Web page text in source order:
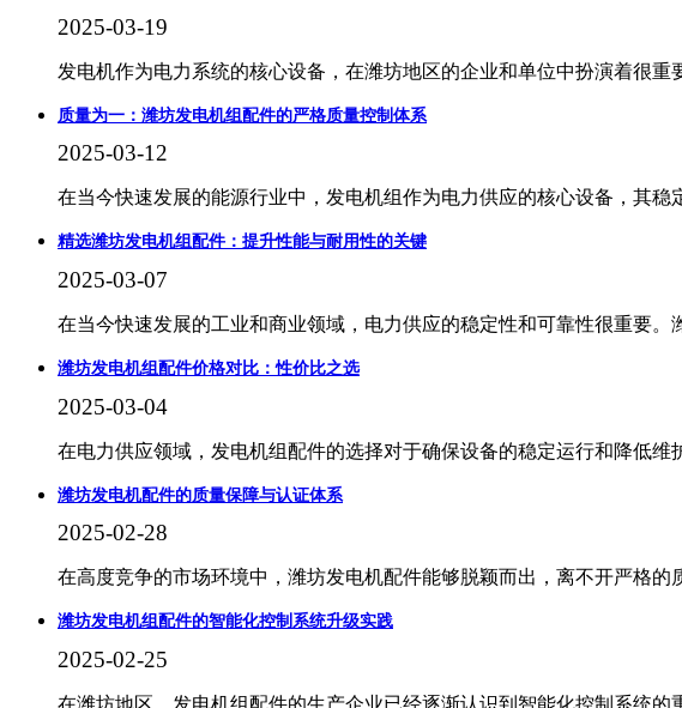
2025-03-19
发电机作为电力系统的核心设备，在潍坊地区的企业和单位中扮演着很
质量为一：潍坊发电机组配件的严格质量控制体系
2025-03-12
在当今快速发展的能源行业中，发电机组作为电力供应的核心设备，其
精选潍坊发电机组配件：提升性能与耐用性的关键
2025-03-07
在当今快速发展的工业和商业领域，电力供应的稳定性和可靠性很重要
潍坊发电机组配件价格对比：性价比之选
2025-03-04
在电力供应领域，发电机组配件的选择对于确保设备的稳定运行和降低
潍坊发电机配件的质量保障与认证体系
2025-02-28
在高度竞争的市场环境中，潍坊发电机配件能够脱颖而出，离不开严格
潍坊发电机组配件的智能化控制系统升级实践
2025-02-25
在潍坊地区，发电机组配件的生产企业已经逐渐认识到智能化控制系统